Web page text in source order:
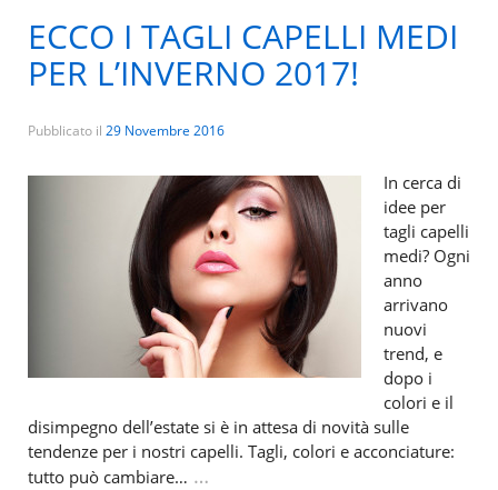
ECCO I TAGLI CAPELLI MEDI
PER L’INVERNO 2017!
Pubblicato il 29 Novembre 2016
In cerca di
idee per
tagli capelli
medi? Ogni
anno
arrivano
nuovi
trend, e
dopo i
colori e il
disimpegno dell’estate si è in attesa di novità sulle
tendenze per i nostri capelli. Tagli, colori e acconciature:
tutto può cambiare… …